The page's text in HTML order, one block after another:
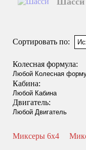
Сортировать по:
Колесная формула:
Кабина:
Двигатель:
Миксеры 6x4